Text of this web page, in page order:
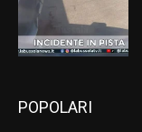
POPOLARI